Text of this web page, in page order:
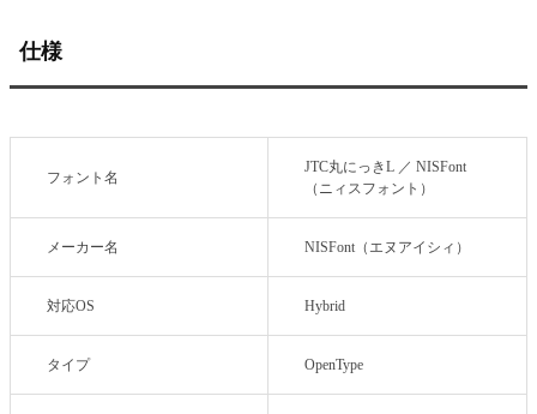
仕様
フォント名
JTC丸にっきL ／ NISFont
（ニィスフォント）
メーカー名 NISFont（エヌアイシィ）
対応OS Hybrid
タイプ OpenType